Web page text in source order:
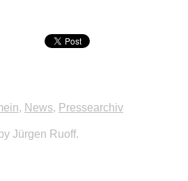
, News, Pressearchiv
Jürgen Ruoff.